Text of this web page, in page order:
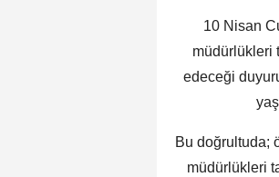
10 Nisan
müdürlükleri
edeceği
Bu doğrultuda;
müdürlükleri